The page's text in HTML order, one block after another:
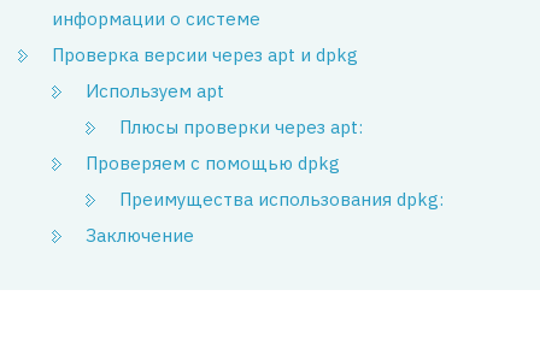
информации о системе
Проверка версии через apt и dpkg
Используем apt
Плюсы проверки через apt:
Проверяем с помощью dpkg
Преимущества использования dpkg:
Заключение